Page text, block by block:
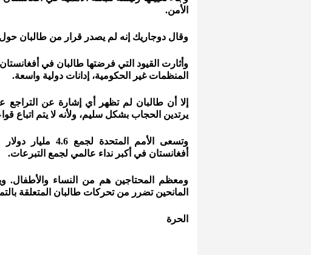
الأمن.
وقال دوجاريك إنه لم يصدر قرار من طالبان حول
وأثارت القيود التي فرضتها طالبان في
المنظمات غير الحكومية، إدانات دولية واسعة.
إلا أن طالبان لم تظهر أي إشارة عن
يرتدين الحجاب بشكل سليم، ولأنه لا يتم اتباع
وتسعى الأمم
أفغانستان في أكبر نداء عالمي لجمع التبرعات.
ومعظم المحتاجين هم من النساء والأطفال.
المانحين تضرر من تحركات طالبان المتعلقة
الحرة